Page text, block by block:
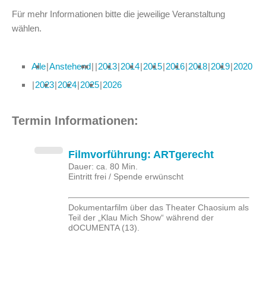
Für mehr Informationen bitte die jeweilige Veranstaltung
wählen.
Alle Anstehend 2013 2014 2015 2016 2018 2019 2020
2023 2024 2025 2026
Termin Informationen:
Filmvorführung: ARTgerecht
Dauer: ca. 80 Min.
Eintritt frei / Spende erwünscht
Dokumentarfilm über das Theater Chaosium als
Teil der „Klau Mich Show“ während der
dOCUMENTA (13).